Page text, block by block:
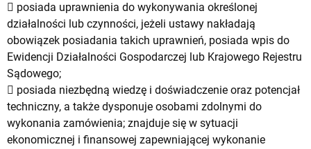
 posiada uprawnienia do wykonywania określonej
działalności lub czynności, jeżeli ustawy nakładają
obowiązek posiadania takich uprawnień, posiada wpis do
Ewidencji Działalności Gospodarczej lub Krajowego Rejestru
Sądowego;
 posiada niezbędną wiedzę i doświadczenie oraz potencjał
techniczny, a także dysponuje osobami zdolnymi do
wykonania zamówienia; znajduje się w sytuacji
ekonomicznej i finansowej zapewniającej wykonanie